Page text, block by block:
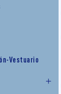
Vestuario